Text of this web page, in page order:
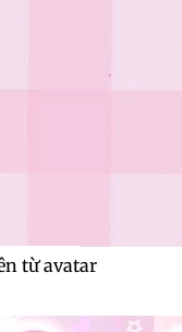
từ avatar